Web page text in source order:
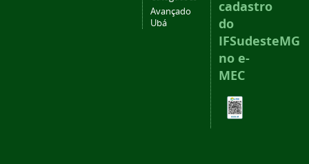
Avançado
Ubá
cadastro
do
IFSudesteMG
no e-
MEC